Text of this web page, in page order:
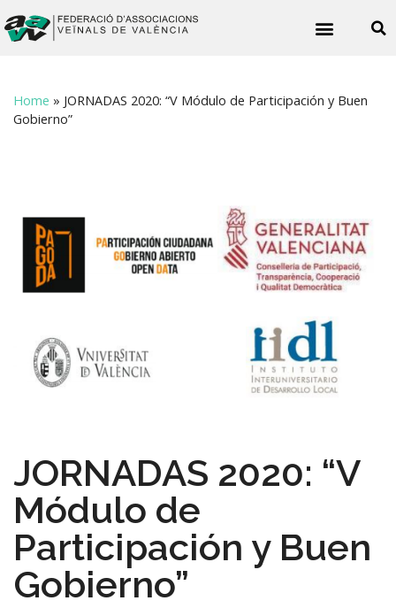
Home » JORNADAS 2020: “V Módulo de Participación y Buen
Gobierno”
JORNADAS 2020: “V
Módulo de
Participación y Buen
Gobierno”